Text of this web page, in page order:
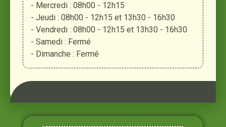
- Mercredi : 08h00 - 12h15
- Jeudi : 08h00 - 12h15 et 13h30 - 16h30
- Vendredi : 08h00 - 12h15 et 13h30 - 16h30
- Samedi : Fermé
- Dimanche : Fermé